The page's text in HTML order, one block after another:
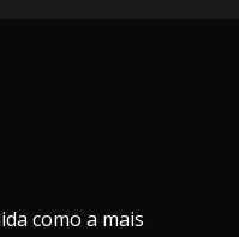
como a mais